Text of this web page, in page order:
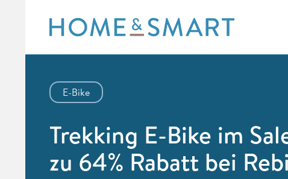
content
E-Bike
Trekking E-Bike im
zu 64% Rabatt bei